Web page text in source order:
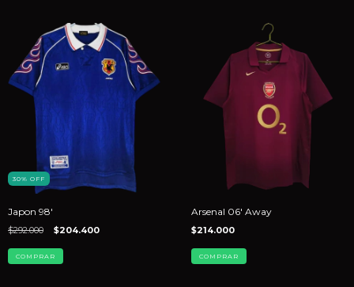
30% OFF
Japon 98'
$292.000 $204.400
COMPRAR
Arsenal 06' Away
$214.000
COMPRAR